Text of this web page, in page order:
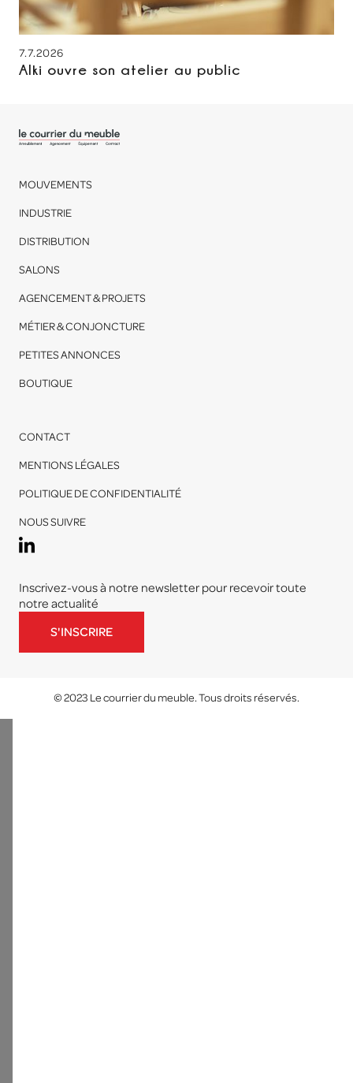
7.7.2026
Alki ouvre son atelier au public
MOUVEMENTS
INDUSTRIE
DISTRIBUTION
SALONS
AGENCEMENT & PROJETS
MÉTIER & CONJONCTURE
PETITES ANNONCES
BOUTIQUE
CONTACT
MENTIONS LÉGALES
POLITIQUE DE CONFIDENTIALITÉ
NOUS SUIVRE
Inscrivez-vous à notre newsletter pour recevoir toute
notre actualité
S'INSCRIRE
© 2023 Le courrier du meuble. Tous droits réservés.